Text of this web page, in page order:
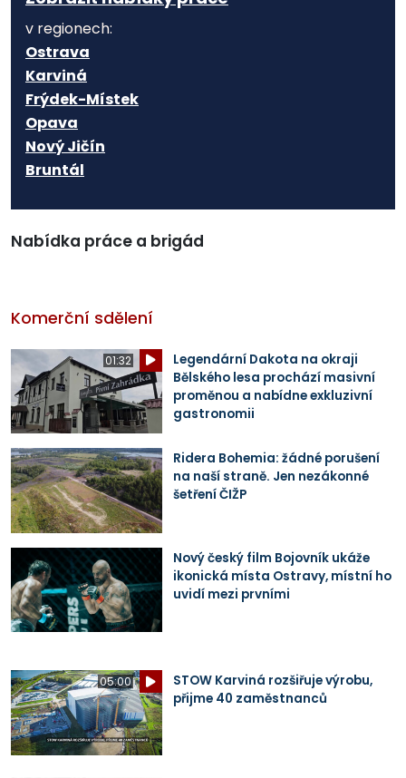
v regionech:
Ostrava
Karviná
Frýdek-Místek
Opava
Nový Jičín
Bruntál
Nabídka práce a brigád
Komerční sdělení
01:32
Legendární Dakota na okraji
Bělského lesa prochází masivní
proměnou a nabídne exkluzivní
gastronomii
Ridera Bohemia: žádné porušení
na naší straně. Jen nezákonné
šetření ČIŽP
Nový český film Bojovník ukáže
ikonická místa Ostravy, místní ho
uvidí mezi prvními
05:00
STOW Karviná rozšiřuje výrobu,
přijme 40 zaměstnanců